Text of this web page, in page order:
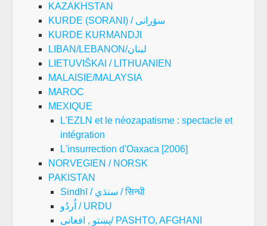
KAZAKHSTAN
KURDE (SORANI) / سۆرانی
KURDE KURMANDJI
LIBAN/LEBANON/لبنان
LIETUVIŠKAI / LITHUANIEN
MALAISIE/MALAYSIA
MAROC
MEXIQUE
L'EZLN et le néozapatisme : spectacle et
intégration
L'insurrection d'Oaxaca [2006]
NORVEGIEN / NORSK
PAKISTAN
Sindhī / سنڌي / सिन्धी
اُردُو / URDU
پښتو , افغانی/ PASHTO, AFGHANI